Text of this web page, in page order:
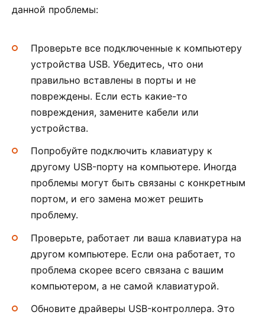
данной проблемы:
Проверьте все подключенные к компьютеру
устройства USB. Убедитесь, что они
правильно вставлены в порты и не
повреждены. Если есть какие-то
повреждения, замените кабели или
устройства.
Попробуйте подключить клавиатуру к
другому USB-порту на компьютере. Иногда
проблемы могут быть связаны с конкретным
портом, и его замена может решить
проблему.
Проверьте, работает ли ваша клавиатура на
другом компьютере. Если она работает, то
проблема скорее всего связана с вашим
компьютером, а не самой клавиатурой.
Обновите драйверы USB-контроллера. Это